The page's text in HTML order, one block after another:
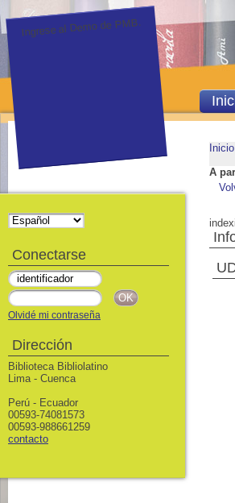
Inicio
A
Ingrese al Demo de PMB.
Conectarse
Olvidé mi contraseña
Dirección
Biblioteca Bibliolatino
Lima - Cuenca
Perú - Ecuador
00593-74081573
00593-988661259
contacto